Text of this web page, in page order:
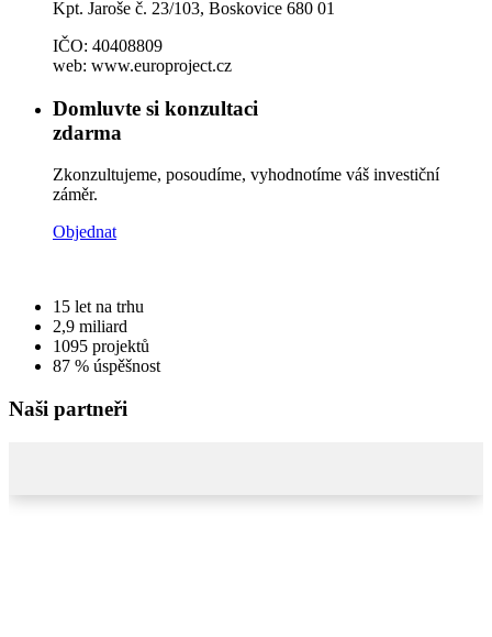
Kpt. Jaroše č. 23/103, Boskovice 680 01
IČO: 40408809
web: www.europroject.cz
Domluvte si konzultaci
zdarma
Zkonzultujeme, posoudíme, vyhodnotíme váš investiční
záměr.
Objednat
15 let na trhu
2,9 miliard
1095 projektů
87 % úspěšnost
Naši partneři